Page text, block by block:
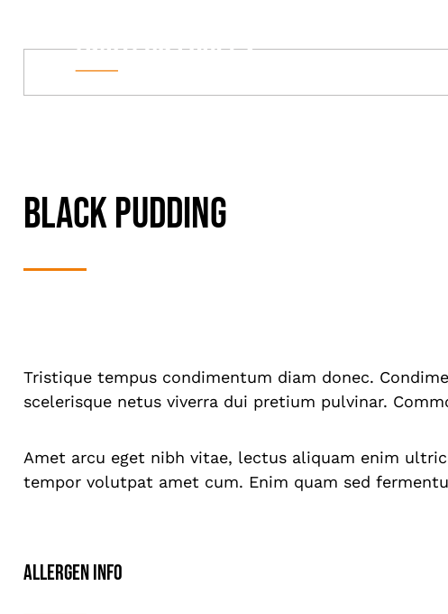
Black Pudding
Tristique tempus condimentum diam donec.
scelerisque netus viverra dui pretium pulvinar.
Amet arcu eget nibh vitae, lectus aliquam enim
tempor volutpat amet cum. Enim quam sed
Allergen Info